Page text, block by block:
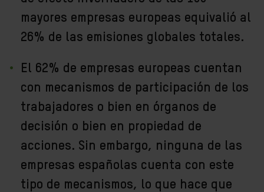
mayores empresas europeas equivalió al
26% de las emisiones globales totales.
El 62% de empresas europeas cuentan
con mecanismos de participación de los
trabajadores o bien en órganos de
decisión o bien en propiedad de
acciones. Sin embargo, ninguna de las
empresas españolas cuenta con este
tipo de mecanismos, lo que hace que